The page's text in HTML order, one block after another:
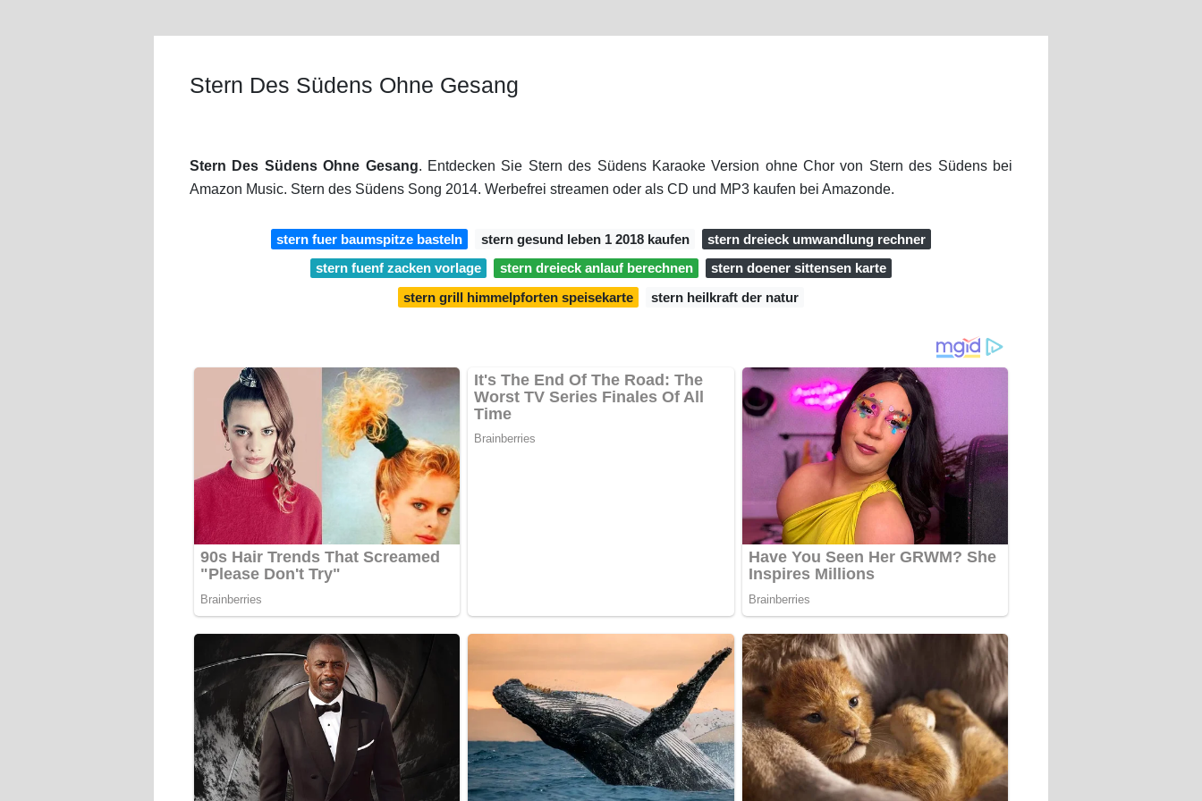
Stern Des Südens Ohne Gesang
Stern Des Südens Ohne Gesang. Entdecken Sie Stern des Südens Karaoke Version ohne Chor von Stern des Südens bei
Amazon Music. Stern des Südens Song 2014. Werbefrei streamen oder als CD und MP3 kaufen bei Amazonde.
stern fuer baumspitze basteln stern gesund leben 1 2018 kaufen
stern dreieck umwandlung rechner
stern fuenf zacken vorlage
stern dreieck anlauf berechnen
stern doener sittensen karte
stern grill himmelpforten speisekarte
stern heilkraft der natur